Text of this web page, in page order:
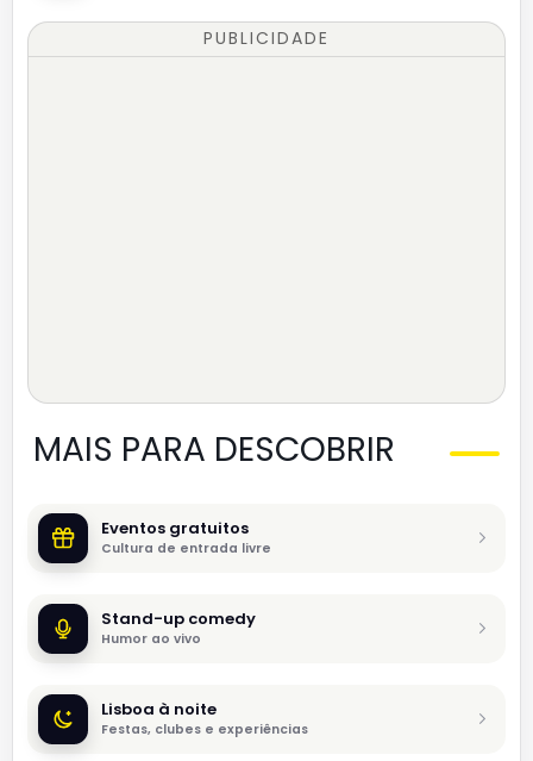
PUBLICIDADE
MAIS PARA DESCOBRIR
Eventos gratuitos
Cultura de entrada livre
Stand-up comedy
Humor ao vivo
Lisboa à noite
Festas, clubes e experiências